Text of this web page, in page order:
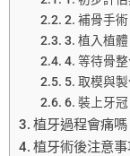
2. 補骨手術
3. 植入植體
4. 等待骨整
5. 取模與
6. 裝上牙冠
植牙過程會痛嗎
植牙術後注意